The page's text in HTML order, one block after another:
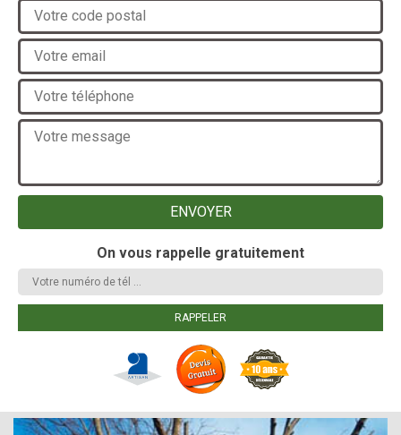
On vous rappelle gratuitement